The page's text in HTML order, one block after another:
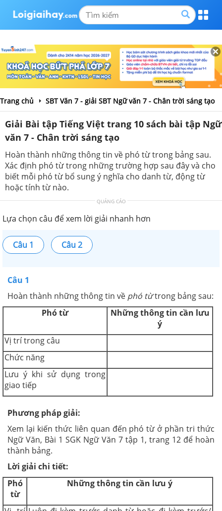
Trang chủ SBT Văn 7 - giải SBT Ngữ văn 7 - Chân trời sáng tạo
Giải Bài tập Tiếng Việt trang 10 sách bài tập Ngữ
văn 7 - Chân trời sáng tạo
Hoàn thành những thông tin về phó từ trong bảng sau.
Xác định phó từ trong những trường hợp sau đây và cho
biết mỗi phó từ bổ sung ý nghĩa cho danh từ, động từ
hoặc tính từ nào.
QUẢNG CÁO
Lựa chọn câu để xem lời giải nhanh hơn
Câu 1 Câu 2
Câu 1
Hoàn thành những thông tin về phó từtrong bảng sau:
Phó từ
Những thông tin cần lưu
ý
Vị trí trong câu
Chức năng
Lưu ý khi sử dụng trong
giao tiếp
Phương pháp giải:
Xem lại kiến thức liên quan đến phó từ ở phần tri thức
Ngữ Văn, Bài 1 SGK Ngữ Văn 7 tập 1, trang 12 để hoàn
thành bảng.
Lời giải chi tiết:
Phó
từ
Những thông tin cần lưu ý